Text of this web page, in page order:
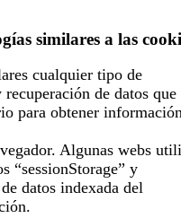
similares a las
cualquier tipo de
de datos que
para obtener
Algunas webs
“sessionStorage” y
datos indexada del